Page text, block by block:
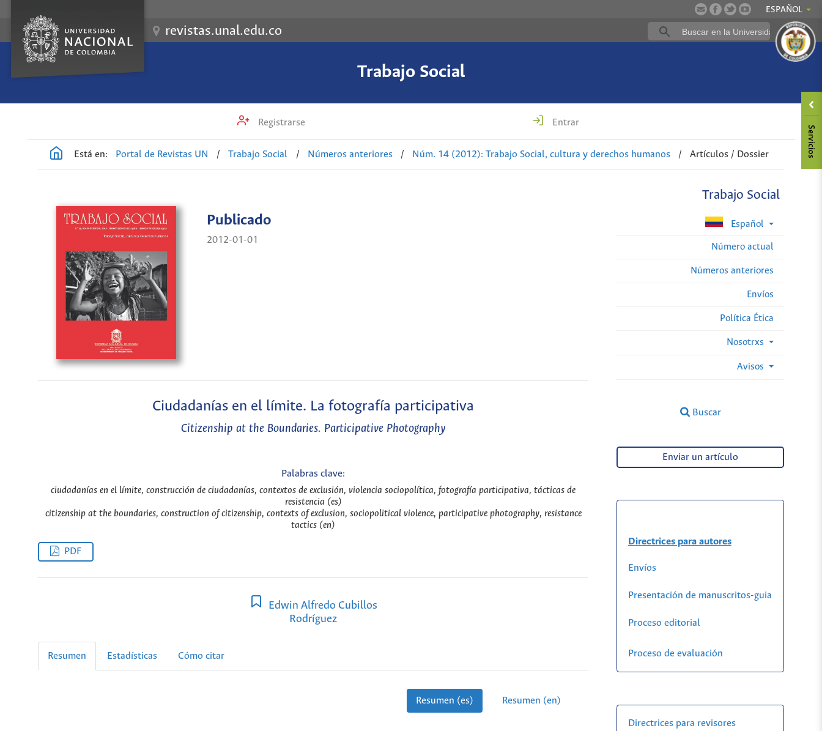
ESPAÑOL
revistas.unal.edu.co
Trabajo Social
Registrarse Entrar
Está en: Portal de Revistas UN / Trabajo Social / Números anteriores / Núm. 14 (2012): Trabajo Social, cultura y derechos humanos / Artículos / Dossier
Trabajo Social
Español
Número actual
Números anteriores
Envíos
Política Ética
Nosotrxs
Avisos
Buscar
Publicado
2012-01-01
Ciudadanías en el límite. La fotografía participativa
Citizenship at the Boundaries. Participative Photography
Palabras clave:
ciudadanías en el límite, construcción de ciudadanías, contextos de exclusión, violencia sociopolítica, fotografía participativa, tácticas de
resistencia (es)
citizenship at the boundaries, construction of citizenship, contexts of exclusion, sociopolitical violence, participative photography, resistance
tactics (en)
PDF
Edwin Alfredo Cubillos
Rodríguez
Resumen Estadísticas Cómo citar
Resumen (es) Resumen (en)
Enviar un artículo
Directrices para autores
Envíos
Presentación de manuscritos-guia
Proceso editorial
Proceso de evaluación
Directrices para revisores